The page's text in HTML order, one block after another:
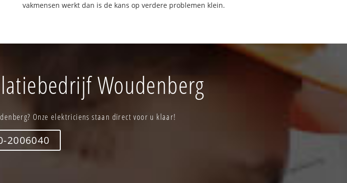
vakmensen werkt dan is de kans op verdere problemen klein.
Woudenberg
Onze elektriciens staan direct voor u klaar!
2006040